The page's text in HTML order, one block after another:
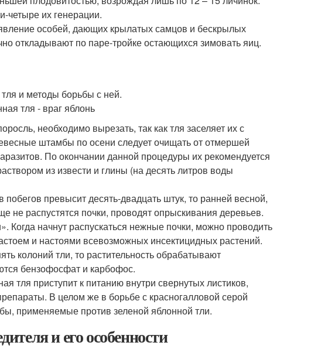
четыре их генерации.
особей, дающих крылатых самцов и бескрылых
откладывают по паре-тройке остающихся зимовать яиц.
необходимо вырезать, так как тля заселяет их с
штамбы по осени следует очищать от отмершей
По окончании данной процедуры их рекомендуется
из извести и глины (на десять литров воды
превысит десять-двадцать штук, то ранней весной,
не распустятся почки, проводят опрыскивания деревьев.
начнут распускаться нежные почки, можно проводить
и настоями всевозможных инсектицидных растений.
колоний тли, то растительность обрабатывают
бензофосфат и карбофос.
тля приступит к питанию внутри свернутых листиков,
В целом же в борьбе с красногалловой серой
применяемые против зеленой яблонной тли.
и его особенности